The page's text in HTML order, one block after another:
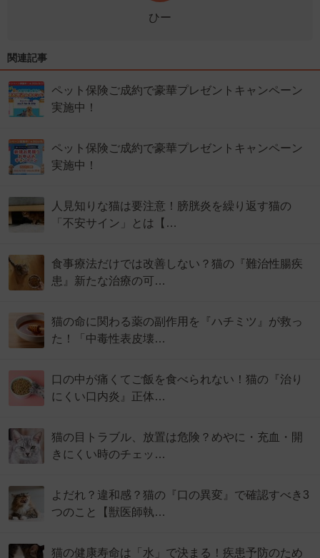
ひー
関連記事
ペット保険ご成約で豪華プレゼントキャンペーン
実施中！
ペット保険ご成約で豪華プレゼントキャンペーン
実施中！
人見知りな猫は要注意！膀胱炎を繰り返す猫の
「不安サイン」とは【…
食事療法だけでは改善しない？猫の『難治性腸疾
患』新たな治療の可…
猫の命に関わる薬の副作用を『ハチミツ』が救っ
た！「中毒性表皮壊…
口の中が痛くてご飯を食べられない！猫の『治り
にくい口内炎』正体…
猫の目トラブル、放置は危険？めやに・充血・開
きにくい時のチェッ…
よだれ？違和感？猫の『口の異変』で確認すべき3
つのこと【獣医師執…
猫の健康寿命は「水」で決まる！疾患予防のため